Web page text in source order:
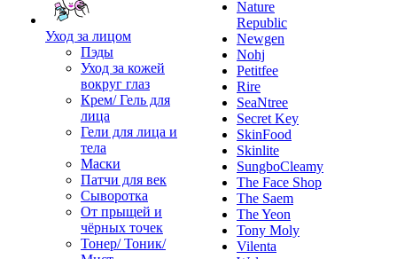
Уход за лицом
Пэды
Уход за кожей
вокруг глаз
Крем/ Гель для
лица
Гели для лица и
тела
Маски
Патчи для век
Сыворотка
От прыщей и
чёрных точек
Тонер/ Тоник/
Nature
Republic
Newgen
Nohj
Petitfee
Rire
SeaNtree
Secret Key
SkinFood
Skinlite
SungboCleamy
The Face Shop
The Saem
The Yeon
Tony Moly
Vilenta